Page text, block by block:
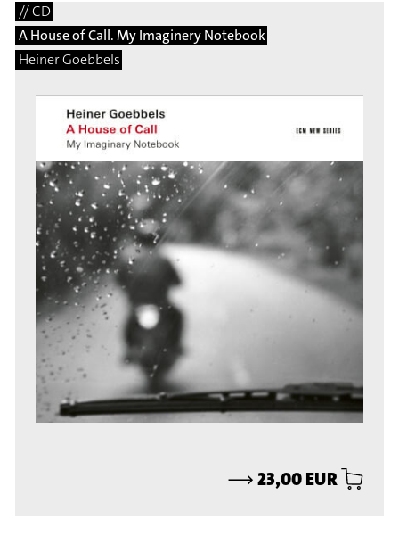
// CD
A House of Call. My Imaginery Notebook
Heiner Goebbels
⟶23,00 EUR